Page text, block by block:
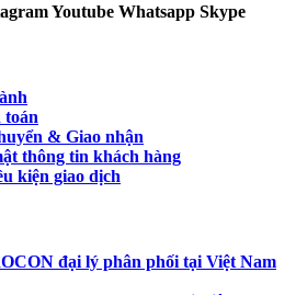
Youtube Whatsapp Skype
toán
& Giao nhận
thông tin khách hàng
kiện giao dịch
đại lý phân phối tại Việt Nam